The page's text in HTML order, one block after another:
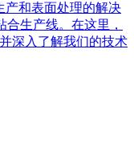
产和表面处理的解决
合生产线。在这里，
深入了解我们的技术